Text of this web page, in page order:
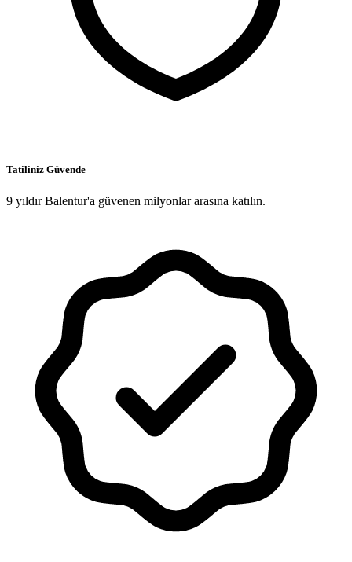
Tatiliniz Güvende
9 yıldır Balentur'a güvenen milyonlar arasına katılın.